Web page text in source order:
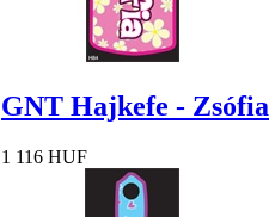
GNT Hajkefe - Zsófia
1 116 HUF